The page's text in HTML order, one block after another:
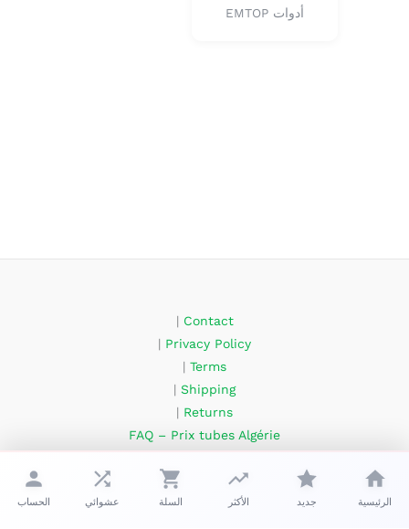
أدوات EMTOP
Contact
|
Privacy Policy
|
Terms
|
Shipping
|
Returns
|
FAQ – Prix tubes Algérie
الرئيسية جديد الأكثر السلة عشوائي الحساب